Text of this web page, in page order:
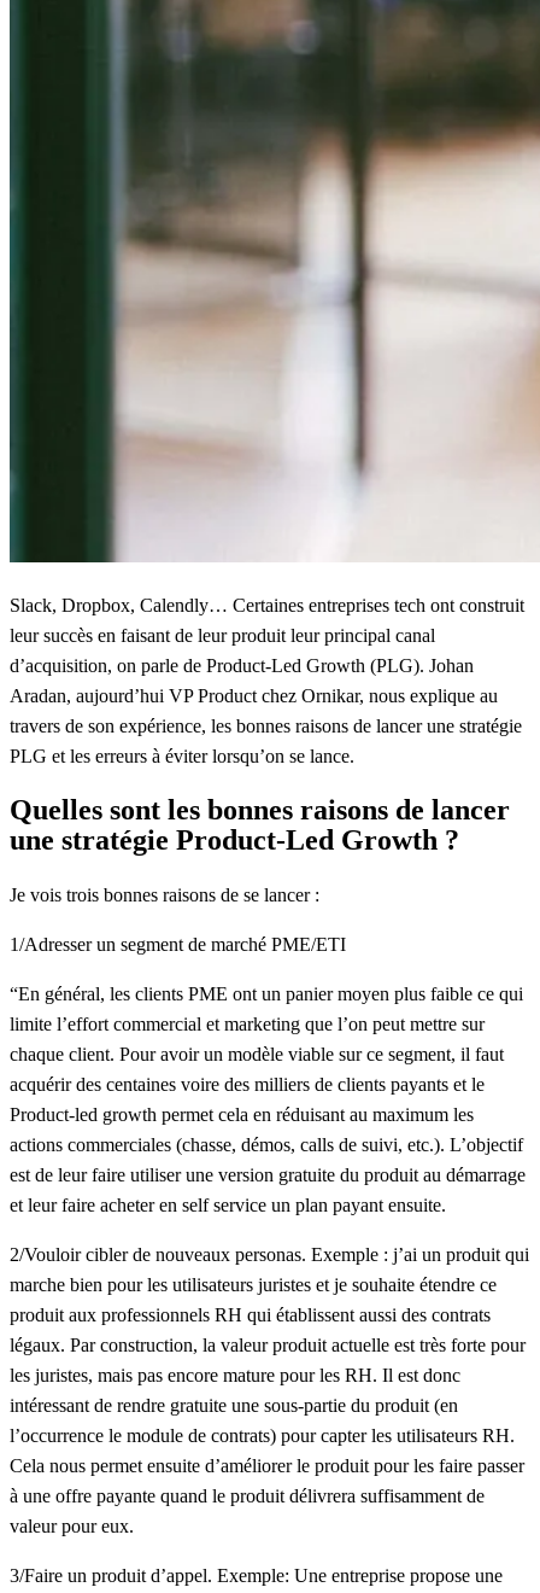
Slack, Dropbox, Calendly… Certaines entreprises tech ont construit
leur succès en faisant de leur produit leur principal canal
d’acquisition, on parle de Product-Led Growth (PLG). Johan
Aradan, aujourd’hui VP Product chez Ornikar, nous explique au
travers de son expérience, les bonnes raisons de lancer une stratégie
PLG et les erreurs à éviter lorsqu’on se lance.
Quelles sont les bonnes raisons de lancer
une stratégie Product-Led Growth ?
Je vois trois bonnes raisons de se lancer :
1/Adresser un segment de marché PME/ETI
“En général, les clients PME ont un panier moyen plus faible ce qui
limite l’effort commercial et marketing que l’on peut mettre sur
chaque client. Pour avoir un modèle viable sur ce segment, il faut
acquérir des centaines voire des milliers de clients payants et le
Product-led growth permet cela en réduisant au maximum les
actions commerciales (chasse, démos, calls de suivi, etc.). L’objectif
est de leur faire utiliser une version gratuite du produit au démarrage
et leur faire acheter en self service un plan payant ensuite.
2/Vouloir cibler de nouveaux personas. Exemple : j’ai un produit qui
marche bien pour les utilisateurs juristes et je souhaite étendre ce
produit aux professionnels RH qui établissent aussi des contrats
légaux. Par construction, la valeur produit actuelle est très forte pour
les juristes, mais pas encore mature pour les RH. Il est donc
intéressant de rendre gratuite une sous-partie du produit (en
l’occurrence le module de contrats) pour capter les utilisateurs RH.
Cela nous permet ensuite d’améliorer le produit pour les faire passer
à une offre payante quand le produit délivrera suffisamment de
valeur pour eux.
3/Faire un produit d’appel. Exemple: Une entreprise propose une